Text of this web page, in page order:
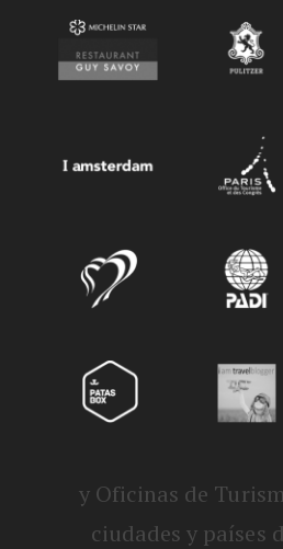
y Oficinas de
ciudades y países